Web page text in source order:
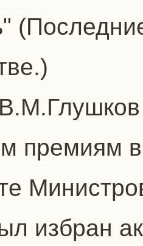
премиям в
избран